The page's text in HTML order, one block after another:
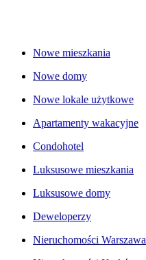
Nowe mieszkania
Nowe domy
Nowe lokale użytkowe
Apartamenty wakacyjne
Condohotel
Luksusowe mieszkania
Luksusowe domy
Deweloperzy
Nieruchomości Warszawa